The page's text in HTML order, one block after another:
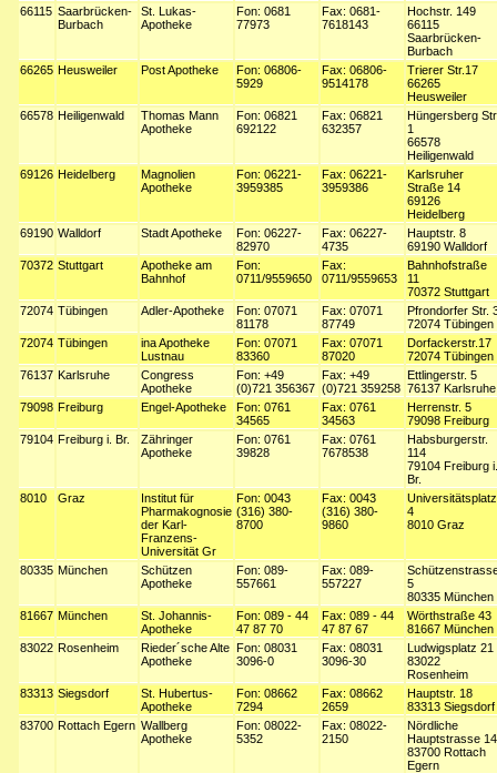
66115 Saarbrücken-
Burbach
St. Lukas-
Apotheke
Fon: 0681
77973
Fax: 0681-
7618143
Hochstr. 149
66115
Saarbrücken-
Burbach
66265 Heusweiler Post Apotheke
Fon: 06806-
5929
Fax: 06806-
9514178
Trierer Str.17
66265
Heusweiler
66578 Heiligenwald
Thomas Mann
Apotheke
Fon: 06821
692122
Fax: 06821
632357
Hüngersberg
1
66578
Heiligenwald
69126 Heidelberg
Magnolien
Apotheke
Fon: 06221-
3959385
Fax: 06221-
3959386
Karlsruher
Straße 14
69126
Heidelberg
69190 Walldorf Stadt Apotheke
Fon: 06227-
82970
Fax: 06227-
4735
Hauptstr. 8
69190 Walldorf
70372 Stuttgart
Apotheke am
Bahnhof
Fon:
0711/9559650
Fax:
0711/9559653
Bahnhofstraße
11
70372 Stuttgart
72074 Tübingen Adler-Apotheke
Fon: 07071
81178
Fax: 07071
87749
Pfrondorfer Str.
72074 Tübingen
72074 Tübingen
ina Apotheke
Lustnau
Fon: 07071
83360
Fax: 07071
87020
Dorfackerstr.17
72074 Tübingen
76137 Karlsruhe
Congress
Apotheke
Fon: +49
(0)721 356367
Fax: +49
(0)721 359258
Ettlingerstr. 5
76137 Karlsruhe
79098 Freiburg Engel-Apotheke
Fon: 0761
34565
Fax: 0761
34563
Herrenstr. 5
79098 Freiburg
79104 Freiburg i. Br.
Zähringer
Apotheke
Fon: 0761
39828
Fax: 0761
7678538
Habsburgerstr.
114
79104 Freiburg i.
Br.
8010
Graz
Institut für
Pharmakognosie
der Karl-
Franzens-
Universität Gr
Fon: 0043
(316) 380-
8700
Fax: 0043
(316) 380-
9860
Universitätsplatz
4
8010 Graz
80335 München
Schützen
Apotheke
Fon: 089-
557661
Fax: 089-
557227
5
80335 München
81667 München
St. Johannis-
Apotheke
Fon: 089 - 44
47 87 70
Fax: 089 - 44
47 87 67
Wörthstraße 43
81667 München
83022 Rosenheim
Rieder´sche Alte
Apotheke
Fon: 08031
3096-0
Fax: 08031
3096-30
Ludwigsplatz 21
83022
Rosenheim
83313 Siegsdorf
St. Hubertus-
Apotheke
Fon: 08662
7294
Fax: 08662
2659
Hauptstr. 18
83313 Siegsdorf
83700 Rottach Egern Wallberg
Apotheke
Fon: 08022-
5352
Fax: 08022-
2150
Nördliche
Hauptstrasse 14
83700 Rottach
Egern